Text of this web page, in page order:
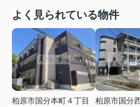
よく見られている物件
柏原市国分本町４丁目
柏原市国分